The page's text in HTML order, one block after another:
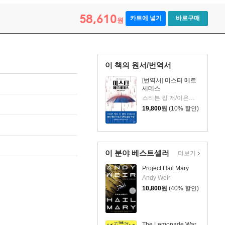
58,610원 카트에 넣기 바로구매
이 책의 원서/번역서
[번역서] 미스터 메르
세데스
스티븐 킹 저/이은선 역
19,800원 (10% 할인)
이 분야 베스트셀러
Project Hail Mary
Andy Weir
10,800원 (40% 할인)
더보기